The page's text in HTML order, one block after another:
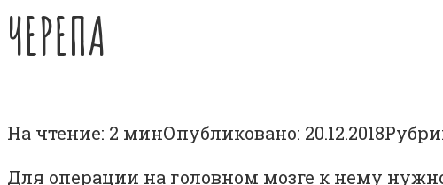
ЧЕРЕПА
На чтение: 2 минОпубликовано: 20.12.2018
Для операции на головном мозге к нему